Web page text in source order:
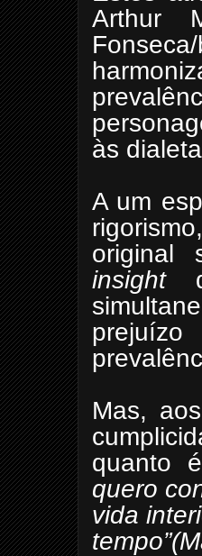
Arthur
às
A um
rigorismo,
original
insight
Mas,
quanto
quero
vida